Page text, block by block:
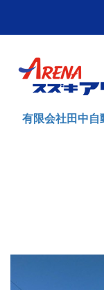
有限会社田中自